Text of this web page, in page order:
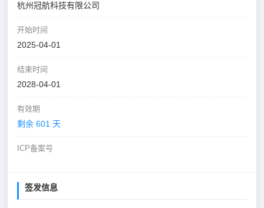
杭州冠航科技有限公司
开始时间
2025-04-01
结束时间
2028-04-01
有效期
剩余 601 天
ICP备案号
签发信息